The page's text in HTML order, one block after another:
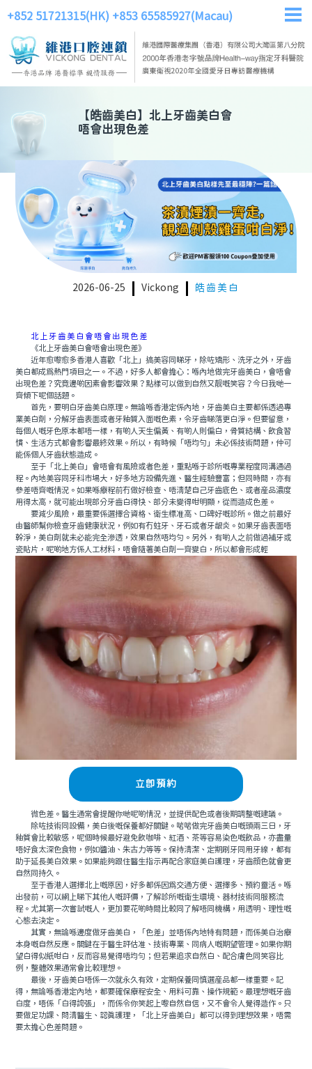
+852 51721315(HK) +853 65585927(Macau)
【皓齒美白】 北上牙齒美白會
唔會出現色差
2026-06-25 Vickong 皓齒美白
北上牙齒美白會唔會出現色差
《北上牙齒美白會唔會出現色差》
近年愈嚟愈多香港人喜歡「北上」搞美容同睇牙，除咗矯形、洗牙之外，牙齒
美白都成爲熱門項目之一。不過，好多人都會擔心：喺內地做完牙齒美白，會唔會
出現色差？究竟邊啲因素會影響效果？點樣可以做到自然又靓嘅笑容？今日我哋一
齊傾下呢個話題。
首先，要明白牙齒美白原理。無論喺香港定係內地，牙齒美白主要都係透過專
業美白劑，分解牙齒表面或者牙釉質入面嘅色素，令牙齒睇落更白淨。但要留意，
每個人嘅牙色原本都唔一樣，有啲人天生偏黃、有啲人則偏白，骨質結構、飲食習
慣、生活方式都會影響最終效果。所以，有時候「唔均勻」未必係技術問題，仲可
能係個人牙齒狀態造成。
至于「北上美白」會唔會有風險或者色差，重點喺于診所嘅專業程度同溝通過
程。內地美容同牙科市場大，好多地方設備先進、醫生經驗豐富；但同時間，亦有
參差唔齊嘅情況。如果喺療程前冇做好檢查、唔清楚自己牙齒底色、或者産品濃度
用得太高，就可能出現部分牙齒白得快、部分未變得咁明顯，從而造成色差。
要減少風險，最重要係選擇合資格、衛生標准高、口碑好嘅診所。做之前最好
由醫師幫你檢查牙齒健康狀況，例如有冇蛀牙、牙石或者牙龈炎。如果牙齒表面唔
幹淨，美白劑就未必能完全滲透，效果自然唔均勻。另外，有啲人之前做過補牙或
瓷貼片，呢啲地方係人工材料，唔會隨著美白劑一齊變白，所以都會形成輕
立即預約
微色差。醫生通常會提醒你哋呢啲情況，並提供配色或者後期調整嘅建議。
除咗技術同設備，美白後嘅保養都好關鍵。啱啱做完牙齒美白嘅頭兩三日，牙
釉質會比較敏感，呢個時候最好避免飲咖啡、紅酒、茶等容易染色嘅飲品，亦盡量
唔好食太深色食物，例如醬油、朱古力等等。保持清潔、定期刷牙同用牙線，都有
助于延長美白效果。如果能夠跟住醫生指示再配合家庭美白護理，牙齒顔色就會更
自然同持久。
至于香港人選擇北上嘅原因，好多都係因爲交通方便、選擇多、預約靈活。喺
出發前，可以網上睇下其他人嘅評價，了解診所嘅衛生環境、器材技術同服務流
程。尤其第一次嘗試嘅人，更加要花啲時間比較同了解唔同機構，用透明、理性嘅
心態去決定。
其實，無論喺邊度做牙齒美白，「色差」並唔係內地特有問題，而係美白治療
本身嘅自然反應。關鍵在于醫生評估准、技術專業、同病人嘅期望管理。如果你期
望白得似紙咁白，反而容易覺得唔均勻；但若果追求自然白、配合膚色同笑容比
例，整體效果通常會比較理想。
最後，牙齒美白唔係一次就永久有效，定期保養同慎選産品都一樣重要。記
得，無論喺香港定內地，都要確保療程安全、用料可靠、操作規範。最理想嘅牙齒
白度，唔係「白得誇張」，而係令你笑起上嚟自然自信，又不會令人覺得造作。只
要做足功課、問清醫生、認真護理，「北上牙齒美白」都可以得到理想效果，唔需
要太擔心色差問題。